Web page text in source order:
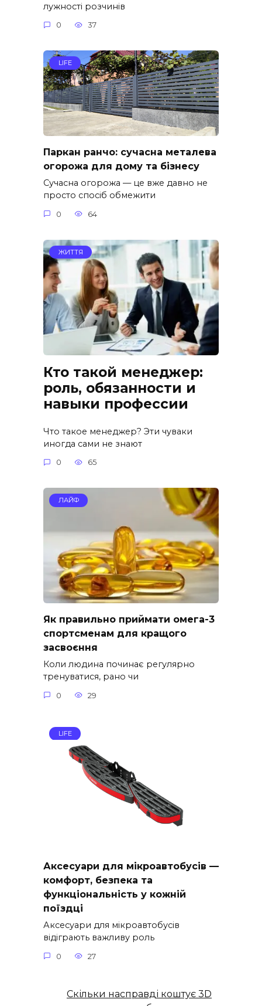
лужності розчинів
0 37
LIFE
Паркан ранчо: сучасна металева
огорожа для дому та бізнесу
Сучасна огорожа — це вже давно не
просто спосіб обмежити
0 64
ЖИТТЯ
Кто такой менеджер:
роль, обязанности и
навыки профессии
Что такое менеджер? Эти чуваки
иногда сами не знают
0 65
ЛАЙФ
Як правильно приймати омега-3
спортсменам для кращого
засвоєння
Коли людина починає регулярно
тренуватися, рано чи
0 29
LIFE
Аксесуари для мікроавтобусів —
комфорт, безпека та
функціональність у кожній
поїздці
Аксесуари для мікроавтобусів
відіграють важливу роль
0 27
Скільки насправді коштує 3D